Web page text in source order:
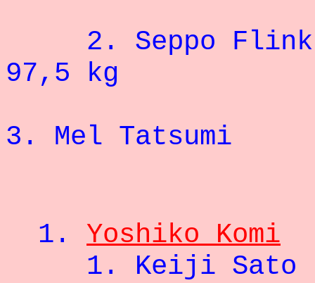
2.
Seppo
97,5 kg
3. Mel Tatsumi
1. Yoshiko Komi
1. Keiji